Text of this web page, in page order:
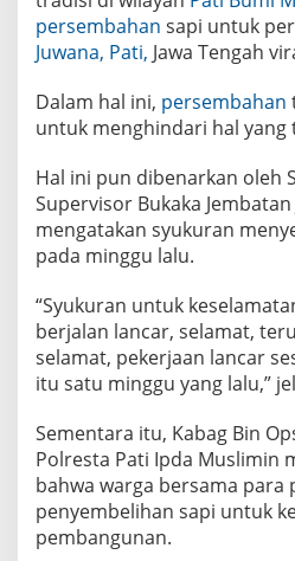
u
w
a
n
P
a
t
persembahan sapi untuk
Juwana, Pati, Jawa Tengah
Dalam hal ini, persembahan
untuk menghindari hal yang
Hal ini pun dibenarkan oleh
Supervisor Bukaka Jembatan
mengatakan syukuran
pada minggu lalu.
“Syukuran untuk
berjalan lancar, selamat,
selamat, pekerjaan lancar
itu satu minggu yang lalu,”
Sementara itu, Kabag Bin
Polresta Pati Ipda Muslimin
bahwa warga bersama para
penyembelihan sapi untuk
pembangunan.